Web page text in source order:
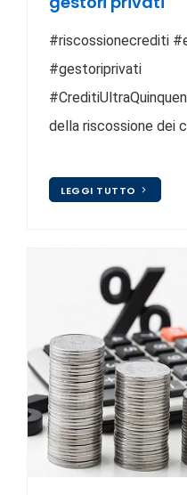
#riscossionecrediti
#gestoriprivati
della riscossione dei
LEGGI TUTTO